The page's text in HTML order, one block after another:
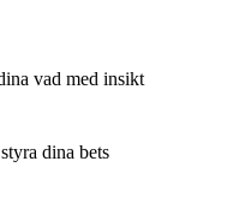
vad med insikt
dina bets